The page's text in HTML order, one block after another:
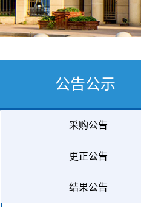
公告公示
采购公告
更正公告
结果公告